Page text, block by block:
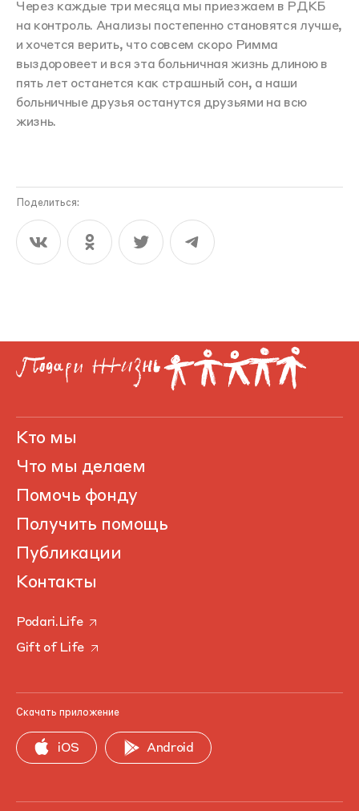
Через каждые три месяца мы приезжаем в РДКБ
на контроль. Анализы постепенно становятся лучше,
и хочется верить, что совсем скоро Римма
выздоровеет и вся эта больничная жизнь длиною в
пять лет останется как страшный сон, а наши
больничные друзья останутся друзьями на всю
жизнь.
Поделиться:
Кто мы
Что мы делаем
Помочь фонду
Получить помощь
Публикации
Контакты
Podari.Life
Gift of Life
Скачать приложение
iOS Android